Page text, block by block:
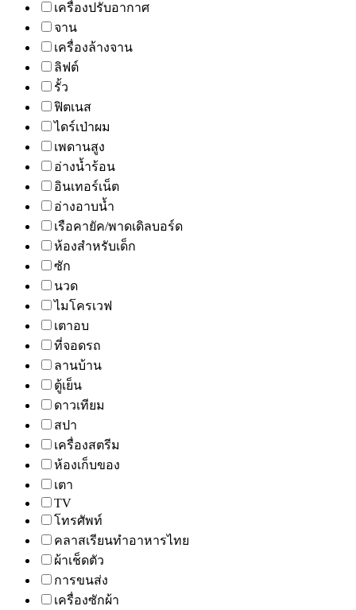
เครื่องปรับอากาศ
จาน
เครื่องล้างจาน
ลิฟต์
รั้ว
ฟิตเนส
ไดร์เป่าผม
เพดานสูง
อ่างน้ำร้อน
อินเทอร์เน็ต
อ่างอาบน้ำ
เรือคายัค/พาดเดิลบอร์ด
ห้องสำหรับเด็ก
ซัก
นวด
ไมโครเวฟ
เตาอบ
ที่จอดรถ
ลานบ้าน
ตู้เย็น
ดาวเทียม
สปา
เครื่องสตรีม
ห้องเก็บของ
เตา
TV
โทรศัพท์
คลาสเรียนทำอาหารไทย
ผ้าเช็ดตัว
การขนส่ง
เครื่องซักผ้า